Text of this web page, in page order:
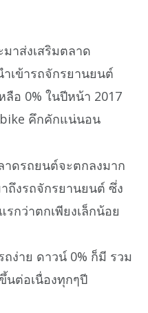
าส่งเสริมตลาด
เข้ารถจักรยานยนต์
ลือ 0% ในปีหน้า 2017
คึกคักแน่นอน
าดรถยนต์จะตกลงมาก
ถึงรถจักรยานยนต์ ซึ่ง
กว่าตกเพียงเล็กน้อย
ง่าย ดาวน์ 0% ก็มี รวม
นต่อเนื่องทุกๆปี